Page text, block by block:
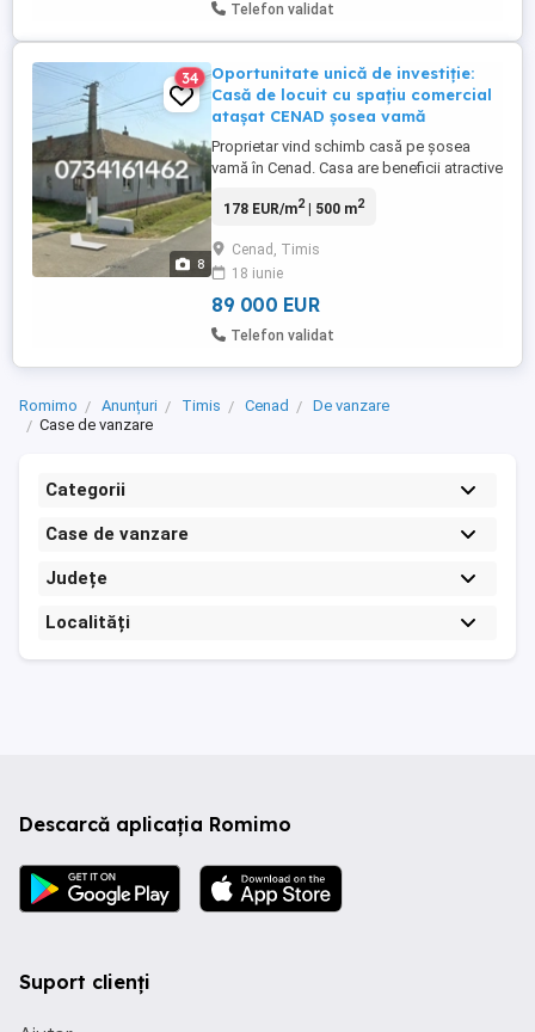
Telefon validat
8
34
Oportunitate unică de investiție:
Casă de locuit cu spațiu comercial
atașat CENAD șosea vamă
Proprietar vind schimb casă pe șosea
vamă în Cenad. Casa are beneficii atractive
dintre acestea: Suprafață generoasă:
1250 mp, amprentă la sol 500 mp cu 2
corpuri de clădiri separate ambele
locuibile. Potențial ...
178 EUR/m2| 500 m2
Cenad, Timis
18 iunie
89 000 EUR
Telefon validat
Romimo Anunțuri Timis Cenad
De vanzare
Case de vanzare
Categorii
Case de vanzare
Județe
Localități
Descarcă aplicația Romimo
Suport clienți